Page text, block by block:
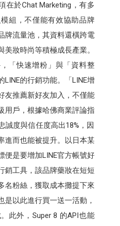
在於Chat Marketing，有多
組，不僅能有效協助品牌
牌流量池，其資料還橫跨電
妝時尚等積極成長產業。
「快速增粉」與「資料整
的行銷功能。「LINE增
友推薦新好友加入，不僅能
用戶，根據哈佛商業評論指
誠度與信任度高出18%，因
進而也能被提升。以日本某
便是要增加LINE官方帳號好
銷工具，該品牌藥妝在短短
名粉絲，獲取成本攤提下來
是以此進行買一送一活動，
此外，Super 8 的API也能